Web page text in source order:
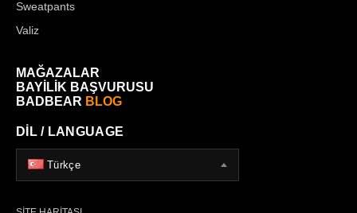
Sweatpants
Valiz
MAĞAZALAR
BAYİLİK BAŞVURUSU
BADBEAR BLOG
DİL / LANGUAGE
Türkçe